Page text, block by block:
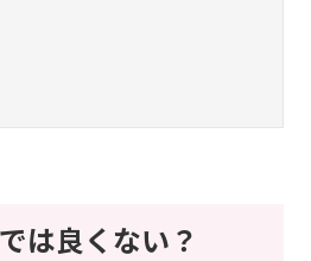
は良くない？